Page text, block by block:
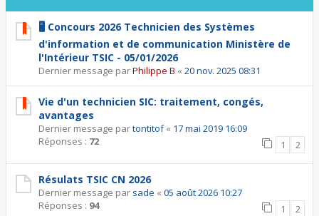
🖥️ Concours 2026 Technicien des Systèmes
d'information et de communication Ministère de
l'Intérieur TSIC - 05/01/2026
Dernier message parPhilippe B « 20 nov. 2025 08:31
Vie d'un technicien SIC: traitement, congés,
avantages
Dernier message partontitof« 17 mai 2019 16:09
Réponses : 72 1 2
Résulats TSIC CN 2026
Dernier message par sade « 05 août 2026 10:27
Réponses : 94 1 2